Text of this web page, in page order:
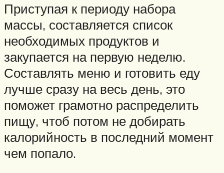
Приступая к периоду набора
массы, составляется список
необходимых продуктов и
закупается на первую неделю.
Составлять меню и готовить еду
лучше сразу на весь день, это
поможет грамотно распределить
пищу, чтоб потом не добирать
калорийность в последний момент
чем попало.